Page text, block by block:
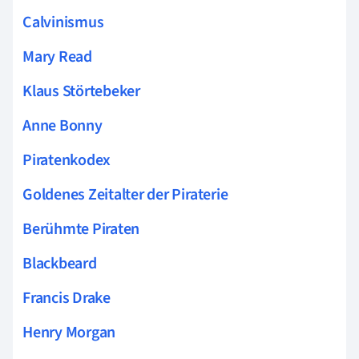
Calvinismus
Mary Read
Klaus Störtebeker
Anne Bonny
Piratenkodex
Goldenes Zeitalter der Piraterie
Berühmte Piraten
Blackbeard
Francis Drake
Henry Morgan